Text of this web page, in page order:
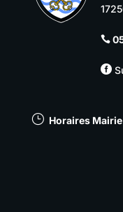


} Horaires